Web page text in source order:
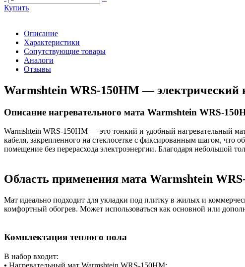
Купить
Описание
Характеристики
Сопутствующие товары
Аналоги
Отзывы
Warmshtein WRS-150HM — электрический
Описание нагревательного мата Warmshtein WRS-
Warmshtein WRS-150HM — это тонкий и удобный нагревательный
кабеля, закрепленного на стеклосетке с фиксированным шагом, что
помещение без перерасхода электроэнергии. Благодаря небольшой
Область применения мата Warmshtein
Мат идеально подходит для укладки под плитку в жилых и
комфортный обогрев. Может использоваться как основной или
Комплектация теплого пола
В набор входит:
• Нагревательный мат Warmshtein WRS-150HM;